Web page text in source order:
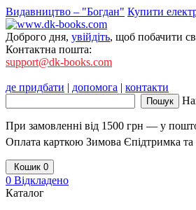
Видавництво – "Богдан" Купити
Доброго дня, увійдіть, щоб побачити
Контактна пошта:
support@dk-books.com
де придбати | допомога | контакти
При замовленні від 1500 грн — у
Оплата карткою Зимова Єпідтримка
Кошик 0
0 Відкладено
Каталог